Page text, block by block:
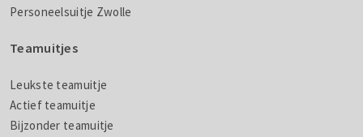
Personeelsuitje Zwolle
Teamuitjes
Leukste teamuitje
Actief teamuitje
Bijzonder teamuitje